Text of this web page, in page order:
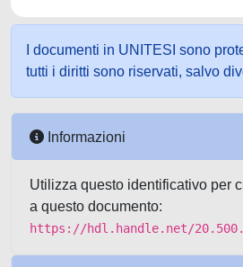
I documenti in UNITESI sono
tutti i diritti sono riservati, salvo
Informazioni
Utilizza questo identificativo per
a questo documento:
https://hdl.handle.net/